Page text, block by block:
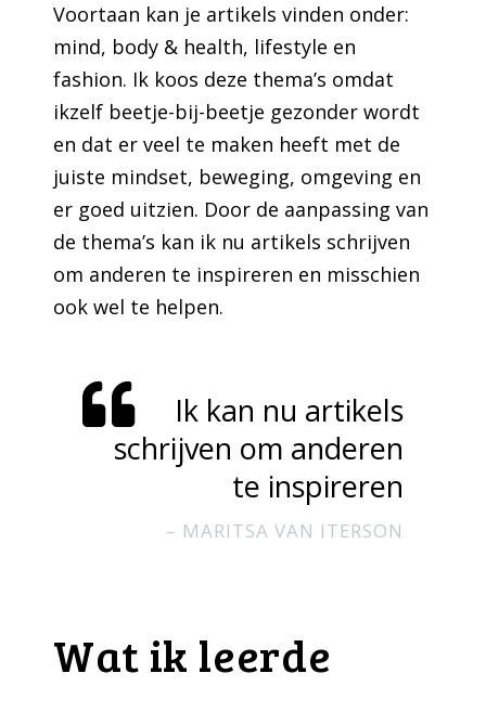
Voortaan kan je artikels vinden onder:
mind, body & health, lifestyle en
fashion. Ik koos deze thema’s omdat
ikzelf beetje-bij-beetje gezonder wordt
en dat er veel te maken heeft met de
juiste mindset, beweging, omgeving en
er goed uitzien. Door de aanpassing van
de thema’s kan ik nu artikels schrijven
om anderen te inspireren en misschien
ook wel te helpen.
Ik kan nu artikels
schrijven om anderen
te inspireren
MARITSA VAN ITERSON
Wat ik leerde